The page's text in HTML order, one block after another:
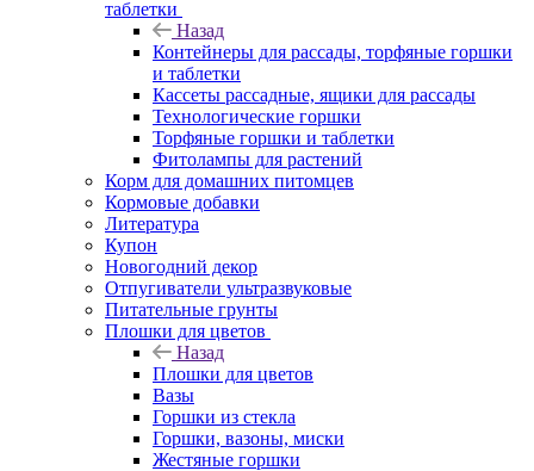
таблетки
Назад
Контейнеры для рассады, торфяные горшки
и таблетки
Кассеты рассадные, ящики для рассады
Технологические горшки
Торфяные горшки и таблетки
Фитолампы для растений
Корм для домашних питомцев
Кормовые добавки
Литература
Купон
Новогодний декор
Отпугиватели ультразвуковые
Питательные грунты
Плошки для цветов
Назад
Плошки для цветов
Вазы
Горшки из стекла
Горшки, вазоны, миски
Жестяные горшки